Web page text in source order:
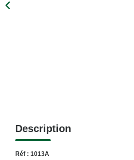
Description
Réf : 1013A